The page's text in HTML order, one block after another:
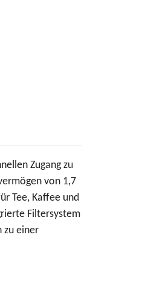
Zugang zu
von 1,7
Tee, Kaffee und
Filtersystem
zu einer